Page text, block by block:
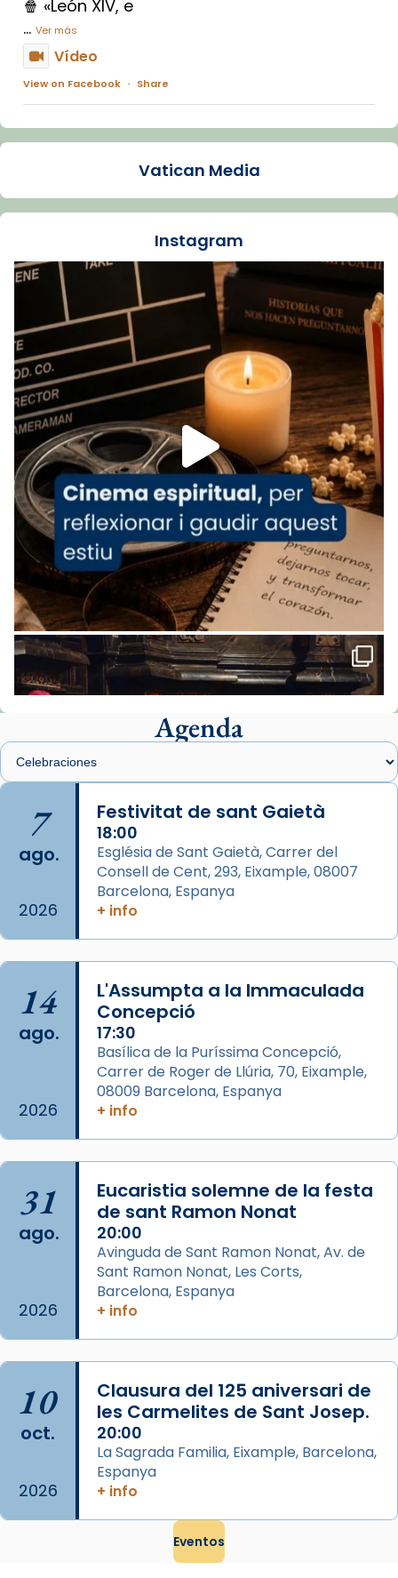
🍿 «León XIV, e
... Ver más
Vídeo
View on Facebook · Share
Arquebisbat de Barcelona
La Carmina va patir depressió. Fa gairebé
dos mesos, a l'Estadi Lluís Companys, la
Recupera l'entrevista comp
Vatican
tican News 👇
www.vaticannews.va/es/iglesia/news/2026-
07/carmina-historia-depresion-papa-viaje-
espana-testimoni...
Foto
View on Facebook · Share
Arquebisbat de Barcelona
1 week ago
«Avui les santes Juliana i Semproniana ens
ajuden a alçar la mirada»
Mons. Sergi Gordo, bisbe de Tortosa, ha
presidit aquest 27 de juliol la missa de Les
Santes de Mataró.
🔗tinyurl.com/cvu5jmbk
📸 J. Merino
is at Catedral
de Barcelona.
2 weeks ago
Aquest dilluns, 27 de juliol, ha tingut lloc la
missa d’acció de gràcies en agraïment al
comitè organitzador de la visita apostòlica
L’arquebisbe de Barcelona, el cardenal Joan
Josep Omella, ha presidit la missa i l’ha
concelebrat el bisbe auxiliar de Barcelona,
Mons. David Abadías.
📸 Dr. G. Simón
Foto
Arquebisbat de Barcelona
2 weeks ago
Memòria de les santes Juliana i
Semproniana, verges i màrtirs.
Acompanyant la història de sant Cugat, a
partir de l’Edat Mitjana sorgeix la tradició
frare Joan Gaspar Roig, afirma en una obra
que les santes són filles de l’antiga Iluro.
Mataró en reivindicarà les relíq
Foto
View on Facebook · Share
Vatican Media
Instagram
Agenda
7
ago.
2026
Festivitat de sant Gaietà
18:00
Església de Sant Gaietà, Carrer del
Consell de Cent, 293, Eixample, 08007
Barcelona, Espanya
+ info
14
ago.
2026
L'Assumpta a la Immaculada
Concepció
17:30
Basílica de la Puríssima Concepció,
Carrer de Roger de Llúria, 70, Eixample,
08009 Barcelona, Espanya
+ info
31
ago.
2026
Eucaristia solemne de la festa
de sant Ramon Nonat
20:00
Avinguda de Sant Ramon Nonat, Av. de
Sant Ramon Nonat, Les Corts,
Barcelona, Espanya
+ info
10
oct.
2026
Clausura del 125 aniversari de
les Carmelites de Sant Josep.
20:00
La Sagrada Familia, Eixample, Barcelona,
Espanya
+ info
Eventos